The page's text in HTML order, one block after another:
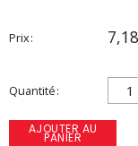
Prix
Quantité
AJOUTER AU
PANIER